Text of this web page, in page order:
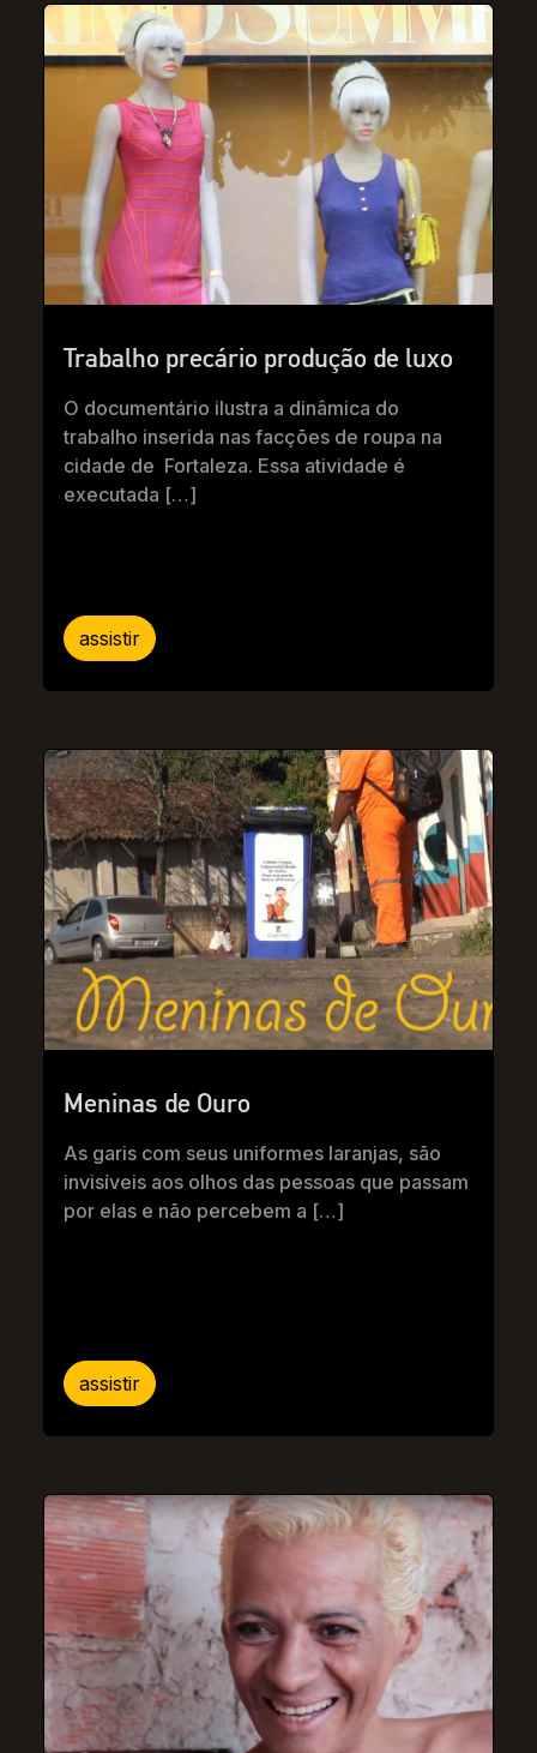
Trabalho precário produção de luxo
O documentário ilustra a dinâmica do
trabalho inserida nas facções de roupa na
cidade de Fortaleza. Essa atividade é
executada […]
assistir
Meninas de Ouro
As garis com seus uniformes laranjas, são
invisíveis aos olhos das pessoas que passam
por elas e não percebem a […]
assistir